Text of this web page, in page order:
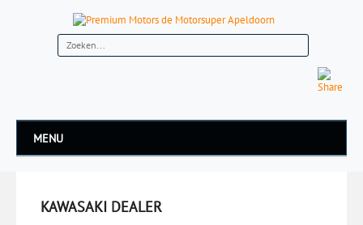
MENU
KAWASAKI DEALER